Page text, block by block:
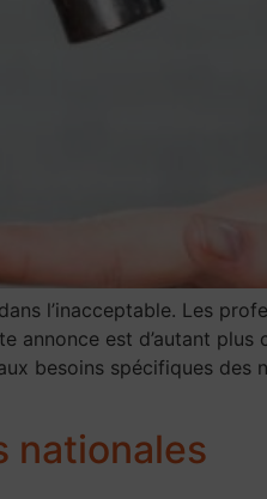
l’inacceptable. Les
est d’autant plus
besoins spécifiques des
nationales